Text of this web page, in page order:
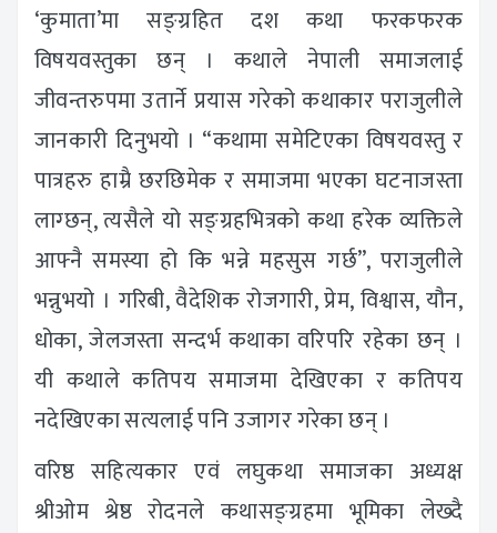
‘कुमाता’मा सङ्ग्रहित दश कथा फरकफरक
विषयवस्तुका छन् । कथाले नेपाली समाजलाई
जीवन्तरुपमा उतार्ने प्रयास गरेको कथाकार पराजुलीले
जानकारी दिनुभयो । “कथामा समेटिएका विषयवस्तु र
पात्रहरु हाम्रै छरछिमेक र समाजमा भएका घटनाजस्ता
लाग्छन्, त्यसैले यो सङ्ग्रहभित्रको कथा हरेक व्यक्तिले
आफ्नै समस्या हो कि भन्ने महसुस गर्छ”, पराजुलीले
भन्नुभयो । गरिबी, वैदेशिक रोजगारी, प्रेम, विश्वास, यौन,
धोका, जेलजस्ता सन्दर्भ कथाका वरिपरि रहेका छन् ।
यी कथाले कतिपय समाजमा देखिएका र कतिपय
नदेखिएका सत्यलाई पनि उजागर गरेका छन् ।
वरिष्ठ सहित्यकार एवं लघुकथा समाजका अध्यक्ष
श्रीओम श्रेष्ठ रोदनले कथासङ्ग्रहमा भूमिका लेख्दै